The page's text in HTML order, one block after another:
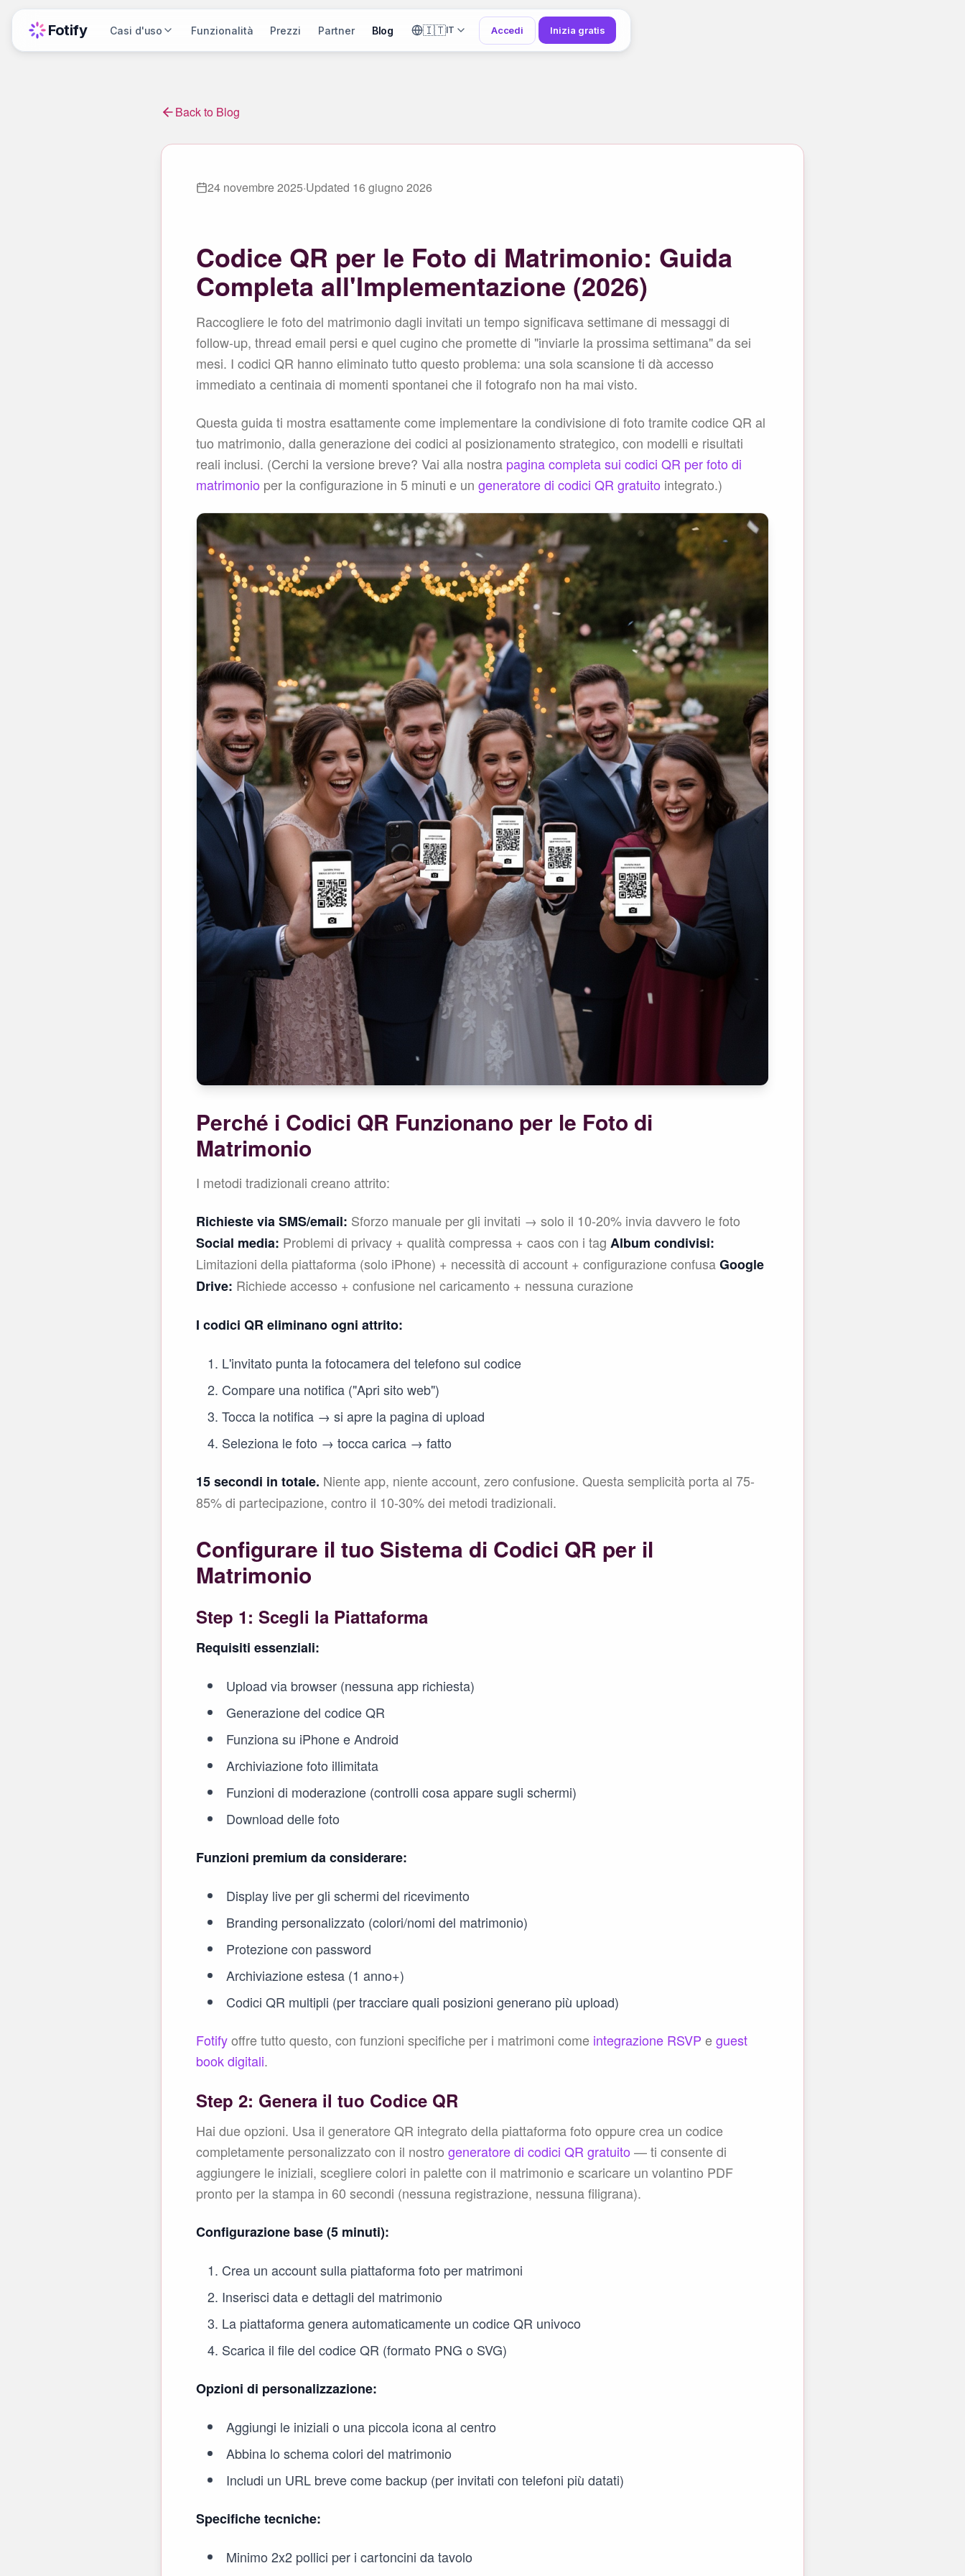
Fotify Casi d'uso Funzionalità Prezzi Partner Blog 🇮🇹IT Accedi Inizia gratis
Back to Blog
24 novembre 2025·Updated 16 giugno 2026
Codice QR per le Foto di Matrimonio: Guida
Completa all'Implementazione (2026)
Raccogliere le foto del matrimonio dagli invitati un tempo significava settimane di messaggi di
follow-up, thread email persi e quel cugino che promette di "inviarle la prossima settimana" da sei
mesi. I codici QR hanno eliminato tutto questo problema: una sola scansione ti dà accesso
immediato a centinaia di momenti spontanei che il fotografo non ha mai visto.
Questa guida ti mostra esattamente come implementare la condivisione di foto tramite codice QR al
tuo matrimonio, dalla generazione dei codici al posizionamento strategico, con modelli e risultati
reali inclusi. (Cerchi la versione breve? Vai alla nostra pagina completa sui codici QR per foto di
matrimonio per la configurazione in 5 minuti e un generatore di codici QR gratuito integrato.)
Perché i Codici QR Funzionano per le Foto di
Matrimonio
I metodi tradizionali creano attrito:
Richieste via SMS/email: Sforzo manuale per gli invitati → solo il 10-20% invia davvero le foto
Social media: Problemi di privacy + qualità compressa + caos con i tag Album condivisi:
Limitazioni della piattaforma (solo iPhone) + necessità di account + configurazione confusaGoogle
Drive: Richiede accesso + confusione nel caricamento + nessuna curazione
I codici QR eliminano ogni attrito:
L'invitato punta la fotocamera del telefono sul codice
Compare una notifica ("Apri sito web")
Tocca la notifica → si apre la pagina di upload
Seleziona le foto → tocca carica → fatto
15 secondi in totale. Niente app, niente account, zero confusione. Questa semplicità porta al 75-
85% di partecipazione, contro il 10-30% dei metodi tradizionali.
Configurare il tuo Sistema di Codici QR per il
Matrimonio
Step 1: Scegli la Piattaforma
Requisiti essenziali:
Upload via browser (nessuna app richiesta)
Generazione del codice QR
Funziona su iPhone e Android
Archiviazione foto illimitata
Funzioni di moderazione (controlli cosa appare sugli schermi)
Download delle foto
Funzioni premium da considerare:
Display live per gli schermi del ricevimento
Branding personalizzato (colori/nomi del matrimonio)
Protezione con password
Archiviazione estesa (1 anno+)
Codici QR multipli (per tracciare quali posizioni generano più upload)
Fotifyoffre tutto questo, con funzioni specifiche per i matrimoni come integrazione RSVP eguest
book digitali.
Step 2: Genera il tuo Codice QR
Hai due opzioni. Usa il generatore QR integrato della piattaforma foto oppure crea un codice
completamente personalizzato con il nostro generatore di codici QR gratuito — ti consente di
aggiungere le iniziali, scegliere colori in palette con il matrimonio e scaricare un volantino PDF
pronto per la stampa in 60 secondi (nessuna registrazione, nessuna filigrana).
Configurazione base (5 minuti):
Crea un account sulla piattaforma foto per matrimoni
Inserisci data e dettagli del matrimonio
La piattaforma genera automaticamente un codice QR univoco
Scarica il file del codice QR (formato PNG o SVG)
Opzioni di personalizzazione:
Aggiungi le iniziali o una piccola icona al centro
Abbina lo schema colori del matrimonio
Includi un URL breve come backup (per invitati con telefoni più datati)
Specifiche tecniche:
Minimo 2x2 pollici per i cartoncini da tavolo